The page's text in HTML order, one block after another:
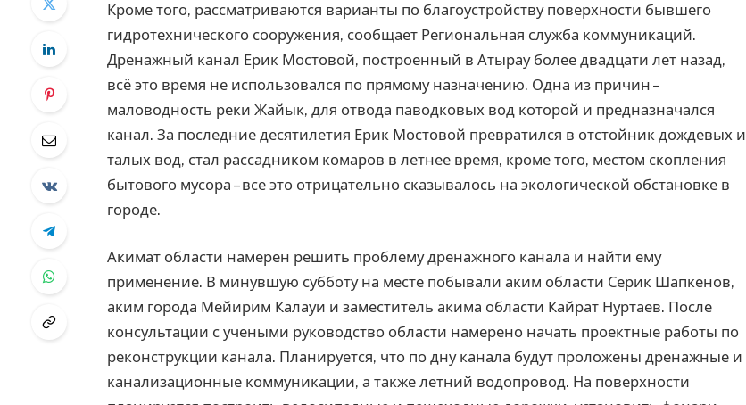
Кроме того, рассматриваются варианты по благоустройству поверхности бывшего
гидротехнического сооружения, сообщает Региональная служба коммуникаций.
Дренажный канал Ерик Мостовой, построенный в Атырау более двадцати лет назад,
всё это время не использовался по прямому назначению. Одна из причин –
маловодность реки Жайык, для отвода паводковых вод которой и предназначался
канал. За последние десятилетия Ерик Мостовой превратился в отстойник дождевых и
талых вод, стал рассадником комаров в летнее время, кроме того, местом скопления
бытового мусора – все это отрицательно сказывалось на экологической обстановке в
городе.
Акимат области намерен решить проблему дренажного канала и найти ему
применение. В минувшую субботу на месте побывали аким области Серик Шапкенов,
аким города Мейирим Калауи и заместитель акима области Кайрат Нуртаев. После
консультации с учеными руководство области намерено начать проектные работы по
реконструкции канала. Планируется, что по дну канала будут проложены дренажные и
канализационные коммуникации, а также летний водопровод. На поверхности